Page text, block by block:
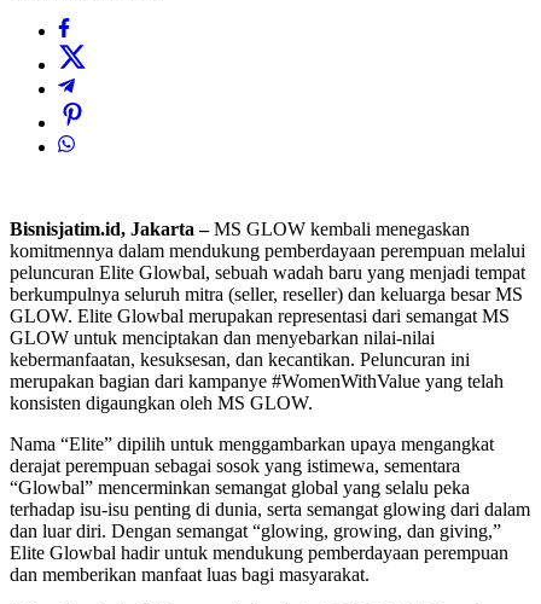
Bisnisjatim.id, Jakarta –MS GLOW kembali menegaskan
komitmennya dalam mendukung pemberdayaan perempuan melalui
peluncuran Elite Glowbal, sebuah wadah baru yang menjadi tempat
berkumpulnya seluruh mitra (seller, reseller) dan keluarga besar MS
GLOW. Elite Glowbal merupakan representasi dari semangat MS
GLOW untuk menciptakan dan menyebarkan nilai-nilai
kebermanfaatan, kesuksesan, dan kecantikan. Peluncuran ini
merupakan bagian dari kampanye #WomenWithValue yang telah
konsisten digaungkan oleh MS GLOW.
Nama “Elite” dipilih untuk menggambarkan upaya mengangkat
derajat perempuan sebagai sosok yang istimewa, sementara
“Glowbal” mencerminkan semangat global yang selalu peka
terhadap isu-isu penting di dunia, serta semangat glowing dari dalam
dan luar diri. Dengan semangat “glowing, growing, dan giving,”
Elite Glowbal hadir untuk mendukung pemberdayaan perempuan
dan memberikan manfaat luas bagi masyarakat.